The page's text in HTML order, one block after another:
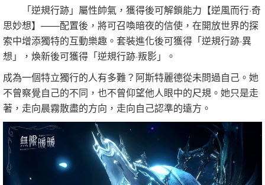
「逆規行跡」屬性帥氣，獲得後可解鎖能力【逆風而行·奇
思妙想】——配置後，將可召喚暗夜的信使，在開放世界的探
索中增添獨特的互動樂趣。套裝進化後可獲得「逆規行跡·異
想」，煥新後可獲得「逆規行跡·叛影」。
成為一個特立獨行的人有多難？阿斯特麗德從未問過自己。她
不曾察覺自己的不同，也不曾仰望他人眼中的尺規。她只是走
著，走向晨霧散盡的方向，走向自己認準的遠方。